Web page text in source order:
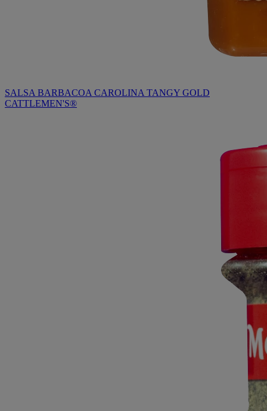
SALSA BARBACOA CAROLINA TANGY GOLD
CATTLEMEN'S®